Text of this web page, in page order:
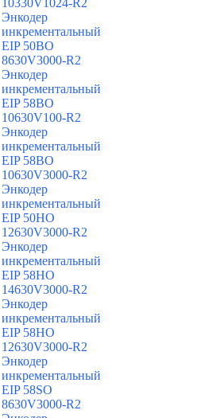
10330V1024-R2
Энкодер
инкрементальный
EIP 50BO
8630V3000-R2
Энкодер
инкрементальный
EIP 58BO
10630V100-R2
Энкодер
инкрементальный
EIP 58BO
10630V3000-R2
Энкодер
инкрементальный
EIP 50HO
12630V3000-R2
Энкодер
инкрементальный
EIP 58HO
14630V3000-R2
Энкодер
инкрементальный
EIP 58HO
12630V3000-R2
Энкодер
инкрементальный
EIP 58SO
8630V3000-R2